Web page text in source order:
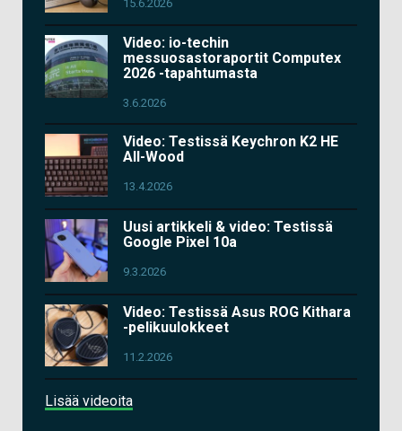
15.6.2026
Video: io-techin
messuosastoraportit Computex
2026 -tapahtumasta
3.6.2026
Video: Testissä Keychron K2 HE
All-Wood
13.4.2026
Uusi artikkeli & video: Testissä
Google Pixel 10a
9.3.2026
Video: Testissä Asus ROG Kithara
-pelikuulokkeet
11.2.2026
Lisää videoita